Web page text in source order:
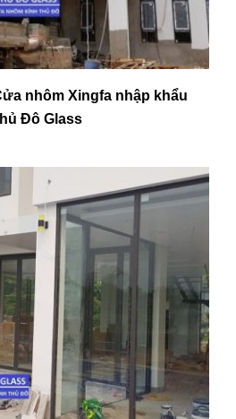
nhôm Xingfa nhập khẩu
Đô Glass